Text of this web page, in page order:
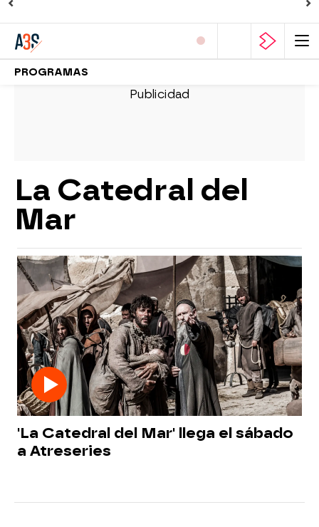
PROGRAMAS
La Catedral del
Mar
'La Catedral del Mar' llega el sábado
a Atreseries